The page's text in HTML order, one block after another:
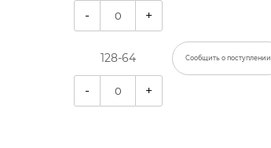
- +
128-64 Сообщить о поступлении
- +